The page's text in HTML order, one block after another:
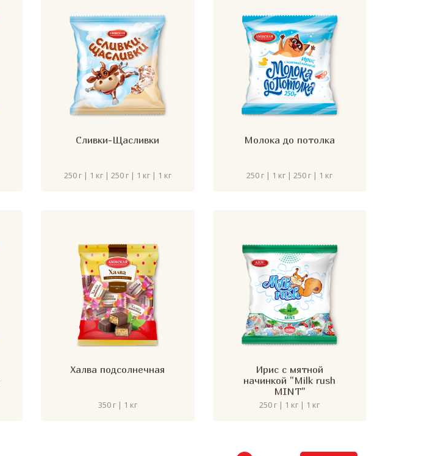
Сливки-Щасливки
250 г | 1 кг | 250 г | 1 кг | 1 кг
Молока до потолка
250 г | 1 кг | 250 г | 1 кг
Халва подсолнечная
350 г | 1 кг
Ирис с мятной
начинкой "Milk rush
MINT"
250 г | 1 кг | 1 кг